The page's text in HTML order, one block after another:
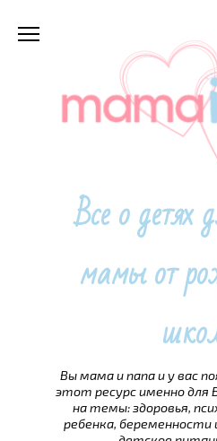
Все о
мамы от
Вы мама и папа и у вас
этот ресурс именно
на темы: здоровья,
ребенка, беременности